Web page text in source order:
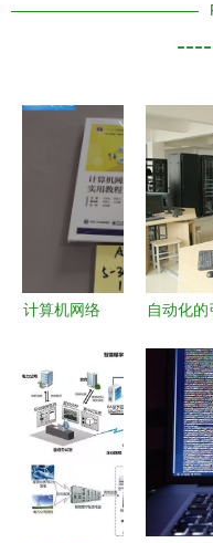
计算机网络
程 自动化
工程的基石
与进阶之路
自动化的
程实训
自动化
中的基
用